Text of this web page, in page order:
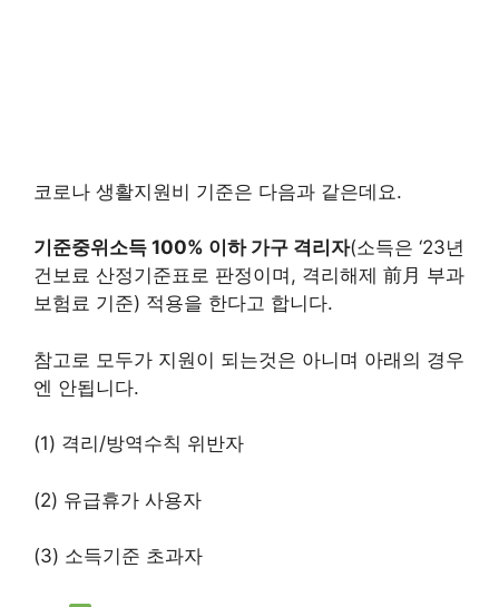
코로나 생활지원비 기준은 다음과 같은데요.
기준중위소득 100% 이하 가구 격리자(소득은 ‘23년
건보료 산정기준표로 판정이며, 격리해제 前月 부과
보험료 기준) 적용을 한다고 합니다.
참고로 모두가 지원이 되는것은 아니며 아래의 경우
엔 안됩니다.
(1) 격리/방역수칙 위반자
(2) 유급휴가 사용자
(3) 소득기준 초과자